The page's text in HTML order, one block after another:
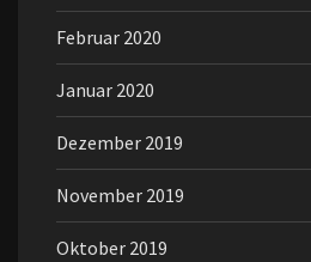
Februar 2020
Januar 2020
Dezember 2019
November 2019
Oktober 2019